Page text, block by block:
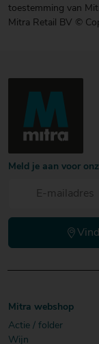
toestemming van
Mitra Retail BV ©
Meld je aan voor
Mitra webshop
Actie / folder
Wijn